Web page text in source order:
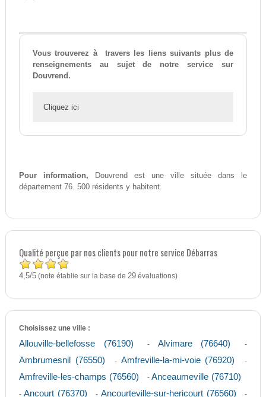
Vous trouverez à travers les liens suivants plus de
renseignements au sujet de notre service sur
Douvrend.
Cliquez ici
Pour information, Douvrend est une ville située dans le
département 76. 500 résidents y habitent.
Qualité perçue par nos clients pour notre service Débarras
4,5/5(note établie sur la base de 29évaluations)
Choisissez une ville :
Allouville-bellefosse (76190) - Alvimare (76640) -
Ambrumesnil (76550) - Amfreville-la-mi-voie (76920) -
Amfreville-les-champs (76560) -Anceaumeville (76710)
-Ancourt (76370) -Ancourteville-sur-hericourt (76560) -